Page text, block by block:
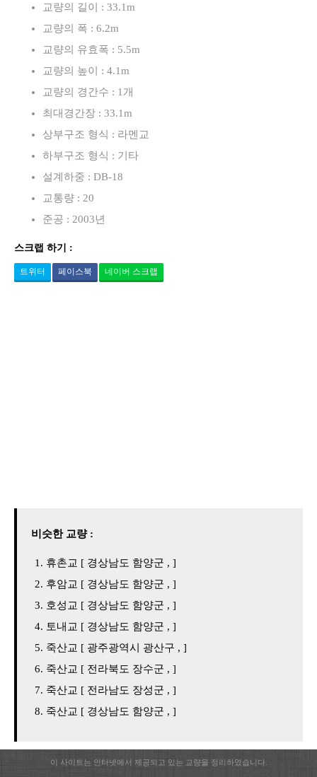
교량의 길이 : 33.1m
교량의 폭 : 6.2m
교량의 유효폭 : 5.5m
교량의 높이 : 4.1m
교량의 경간수 : 1개
최대경간장 : 33.1m
상부구조 형식 : 라멘교
하부구조 형식 : 기타
설계하중 : DB-18
교통량 : 20
준공 : 2003년
스크랩 하기 :
트위터 페이스북 네이버 스크랩
비슷한 교량 :
휴촌교 [ 경상남도 함양군 , ]
후암교 [ 경상남도 함양군 , ]
호성교 [ 경상남도 함양군 , ]
토내교 [ 경상남도 함양군 , ]
죽산교 [ 광주광역시 광산구 , ]
죽산교 [ 전라북도 장수군 , ]
죽산교 [ 전라남도 장성군 , ]
죽산교 [ 경상남도 함양군 , ]
이 사이트는 인터넷에서 제공되고 있는 교량을 정리하였습니다.